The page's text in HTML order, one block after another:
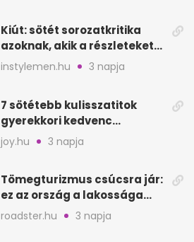
Kiút: sötét sorozatkritika
azoknak, akik a részleteket
keresik
instylemen.hu 3 napja
7 sötétebb kulisszatitok
gyerekkori kedvenc
filmjeinkről a Joy szerint
joy.hu 3 napja
Tömegturizmus csúcsra jár:
ez az ország a lakossága
kétszeresét fogadja
roadster.hu 3 napja